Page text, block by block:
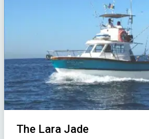
The Lara Jade